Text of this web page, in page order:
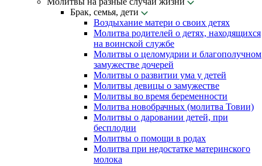
Брак, семья, дети
Воздыхание матери о своих детях
Молитва родителей о детях, находящихся
на воинской службе
Молитвы о целомудрии и благополучном
замужестве дочерей
Молитвы о развитии ума у детей
Молитвы девицы о замужестве
Молитвы во время беременности
Молитва новобрачных (молитва Товии)
Молитвы о даровании детей, при
бесплодии
Молитвы о помощи в родах
Молитва при недостатке материнского
молока